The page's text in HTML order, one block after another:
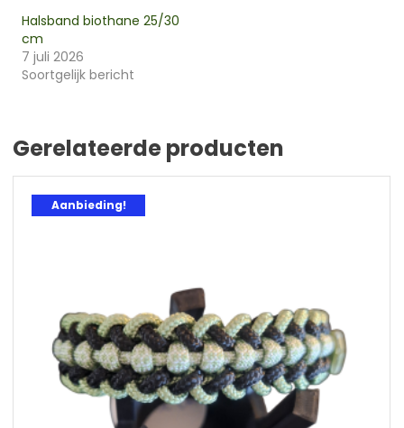
Halsband biothane 25/30
cm
7 juli 2026
Soortgelijk bericht
Gerelateerde producten
Aanbieding!